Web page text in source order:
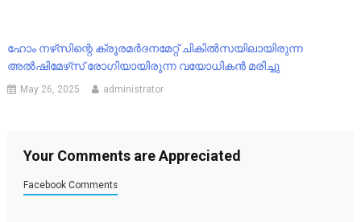
ഹോം നഴ്‌സിന്റെ ക്രൂരമർദനമേറ്റ് ചികിൽസയിലായിരുന്ന
അൽഷിമേഴ്‌സ് രോഗിയായിരുന്ന വയോധികൻ മരിച്ചു
May 26, 2025 administrator
Your Comments are Appreciated
Facebook Comments